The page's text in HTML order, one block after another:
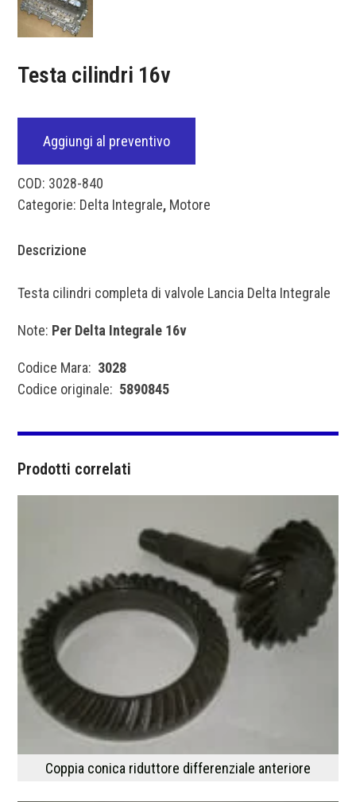
Testa cilindri 16v
Aggiungi al preventivo
COD: 3028-840
Categorie: Delta Integrale, Motore
Descrizione
Testa cilindri completa di valvole Lancia Delta Integrale
Note: Per Delta Integrale 16v
Codice Mara: 3028
Codice originale: 5890845
Prodotti correlati
Coppia conica riduttore differenziale anteriore